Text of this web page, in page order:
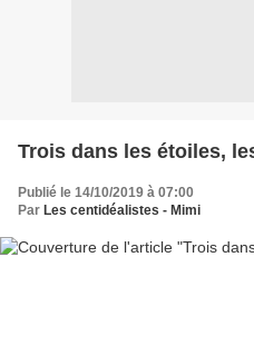
Trois dans les étoiles,
Publié le 14/10/2019 à 07:00
Par Les centidéalistes - Mimi